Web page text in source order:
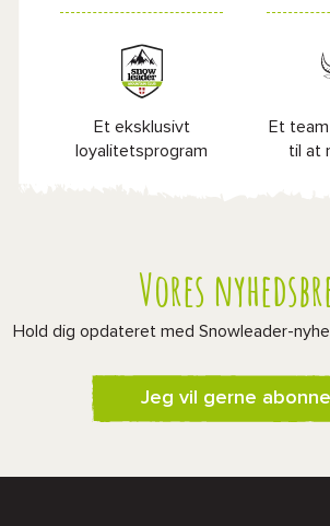
Et eksklusivt
loyalitetsprogram
Et
til at
Vores
Hold dig opdateret med Snowleader-
Jeg vil gerne